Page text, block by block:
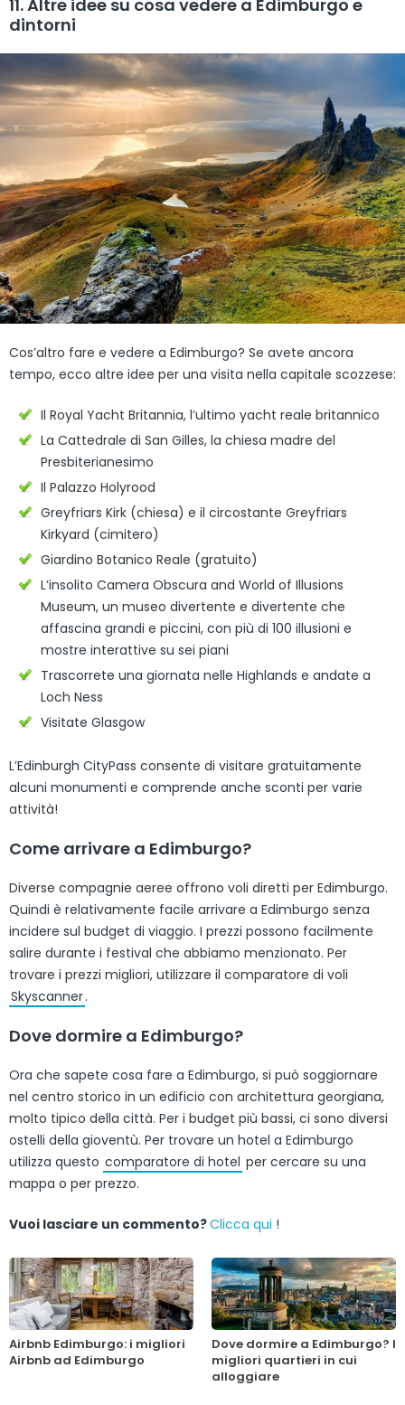
11. Altre idee su cosa vedere a Edimburgo e
dintorni
Cos’altro fare e vedere a Edimburgo? Se avete ancora
tempo, ecco altre idee per una visita nella capitale scozzese:
Il Royal Yacht Britannia, l’ultimo yacht reale britannico
La Cattedrale di San Gilles, la chiesa madre del
Presbiterianesimo
Il Palazzo Holyrood
Greyfriars Kirk (chiesa) e il circostante Greyfriars
Kirkyard (cimitero)
Giardino Botanico Reale (gratuito)
L’insolito Camera Obscura and World of Illusions
Museum, un museo divertente e divertente che
affascina grandi e piccini, con più di 100 illusioni e
mostre interattive su sei piani
Trascorrete una giornata nelle Highlands e andate a
Loch Ness
Visitate Glasgow
L’Edinburgh CityPass consente di visitare gratuitamente
alcuni monumenti e comprende anche sconti per varie
attività!
Come arrivare a Edimburgo?
Diverse compagnie aeree offrono voli diretti per Edimburgo.
Quindi è relativamente facile arrivare a Edimburgo senza
incidere sul budget di viaggio. I prezzi possono facilmente
salire durante i festival che abbiamo menzionato. Per
trovare i prezzi migliori, utilizzare il comparatore di voli
Skyscanner.
Dove dormire a Edimburgo?
Ora che sapete cosa fare a Edimburgo, si può soggiornare
nel centro storico in un edificio con architettura georgiana,
molto tipico della città. Per i budget più bassi, ci sono diversi
ostelli della gioventù. Per trovare un hotel a Edimburgo
utilizza questo comparatore di hotel per cercare su una
mappa o per prezzo.
Vuoi lasciare un commento?Clicca qui !
Airbnb Edimburgo: i migliori
Airbnb ad Edimburgo
Dove dormire a Edimburgo? I
migliori quartieri in cui
alloggiare